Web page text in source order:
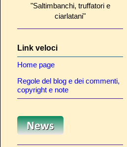
"Saltimbanchi, truffatori e
ciarlatani"
Link veloci
Home page
Regole del blog e dei commenti,
copyright e note